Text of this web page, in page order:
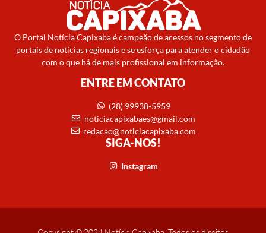
O Portal Notícia Capixaba é campeão de acessos no segmento de
portais de notícias regionais e se esforça para atender o cidadão
com o que há de mais profissional em informação.
ENTRE EM CONTATO
(28) 99938-5959
noticiacapixabaes@gmail.com
redacao@noticiacapixaba.com
SIGA-NOS!
Instagram